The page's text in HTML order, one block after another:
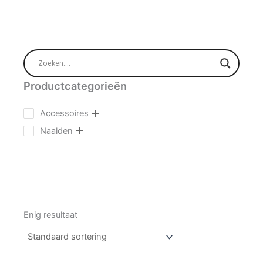
Productcategorieën
Accessoires
Naalden
Enig resultaat